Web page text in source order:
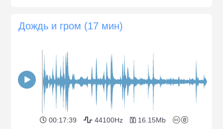
Дождь и гром (17 мин)
00:17:39 44100Hz 16.15Mb